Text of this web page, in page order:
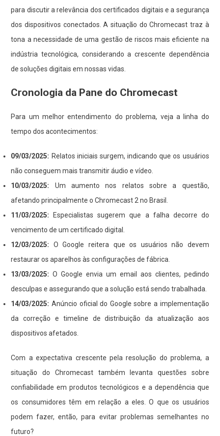
para discutir a relevância dos certificados digitais e a segurança
dos dispositivos conectados. A situação do Chromecast traz à
tona a necessidade de uma gestão de riscos mais eficiente na
indústria tecnológica, considerando a crescente dependência
de soluções digitais em nossas vidas.
Cronologia da Pane do Chromecast
Para um melhor entendimento do problema, veja a linha do
tempo dos acontecimentos:
09/03/2025: Relatos iniciais surgem, indicando que os usuários
não conseguem mais transmitir áudio e vídeo.
10/03/2025: Um aumento nos relatos sobre a questão,
afetando principalmente o Chromecast 2 no Brasil.
11/03/2025: Especialistas sugerem que a falha decorre do
vencimento de um certificado digital.
12/03/2025: O Google reitera que os usuários não devem
restaurar os aparelhos às configurações de fábrica.
13/03/2025: O Google envia um email aos clientes, pedindo
desculpas e assegurando que a solução está sendo trabalhada.
14/03/2025: Anúncio oficial do Google sobre a implementação
da correção e timeline de distribuição da atualização aos
dispositivos afetados.
Com a expectativa crescente pela resolução do problema, a
situação do Chromecast também levanta questões sobre
confiabilidade em produtos tecnológicos e a dependência que
os consumidores têm em relação a eles. O que os usuários
podem fazer, então, para evitar problemas semelhantes no
futuro?